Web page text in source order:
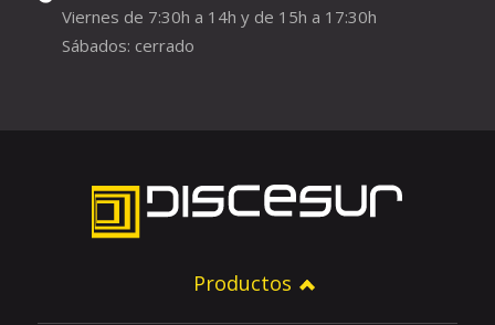
Viernes de 7:30h a 14h y de 15h a 17:30h
Sábados: cerrado
Productos